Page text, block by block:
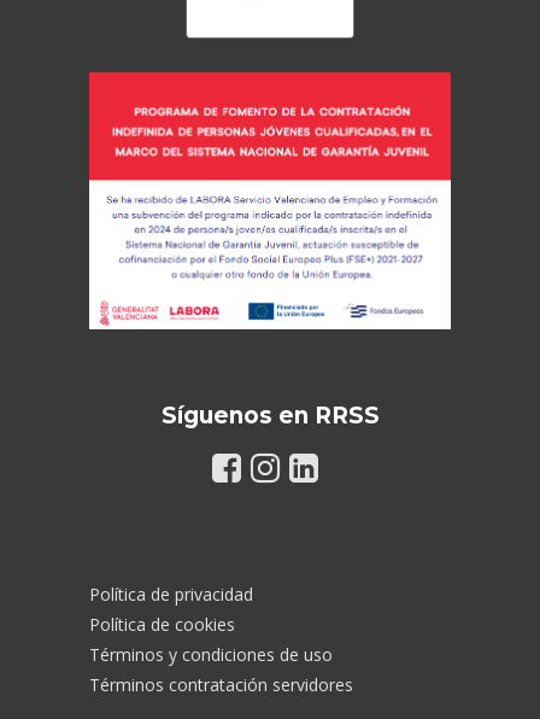
Síguenos en RRSS
Política de privacidad
Política de cookies
Términos y condiciones de uso
Términos contratación servidores